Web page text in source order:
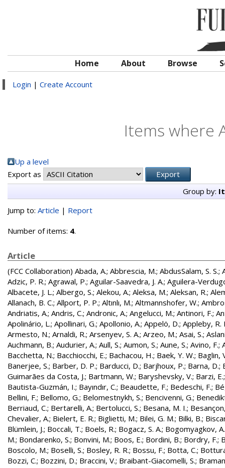
Home About Browse
Login | Create Account
Items where
Up a level
Export as
Group by:
Jump to: Article | Report
Number of items: 4.
Article
(FCC Collaboration) Abada, A.; Abbrescia, M.; AbdusSalam, S. S.;
Adzic, P. R.; Agrawal, P.; Aguilar-Saavedra, J. A.; Aguilera-
Albacete, J. L.; Albergo, S.; Alekou, A.; Aleksa, M.; Aleksan, R.;
Allanach, B. C.; Allport, P. P.; Altınlı, M.; Altmannshofer, W.;
Andriatis, A.; Andris, C.; Andronic, A.; Angelucci, M.; Antinori, F.;
Apolinário, L.; Apollinari, G.; Apollonio, A.; Appelö, D.; Appleby, R.
Armesto, N.; Arnaldi, R.; Arsenyev, S. A.; Arzeo, M.; Asai, S.;
Auchmann, B.; Audurier, A.; Aull, S.; Aumon, S.; Aune, S.; Avino, F.;
Bacchetta, N.; Bacchiocchi, E.; Bachacou, H.; Baek, Y. W.; Baglin,
Banerjee, S.; Barber, D. P.; Barducci, D.; Barjhoux, P.; Barna, D.;
Guimarães da Costa, J.; Bartmann, W.; Baryshevsky, V.; Barzi, E.
Bautista-Guzmán, I.; Bayındır, C.; Beaudette, F.; Bedeschi, F.;
Bellini, F.; Bellomo, G.; Belomestnykh, S.; Bencivenni, G.;
Berriaud, C.; Bertarelli, A.; Bertolucci, S.; Besana, M. I.;
Chevalier, A.; Bielert, E. R.; Biglietti, M.; Bilei, G. M.; Bilki, B.;
Blümlein, J.; Boccali, T.; Boels, R.; Bogacz, S. A.; Bogomyagkov, A.
M.; Bondarenko, S.; Bonvini, M.; Boos, E.; Bordini, B.; Bordry, F.;
Boscolo, M.; Boselli, S.; Bosley, R. R.; Bossu, F.; Botta, C.;
Bozzi, C.; Bozzini, D.; Braccini, V.; Braibant-Giacomelli, S.;